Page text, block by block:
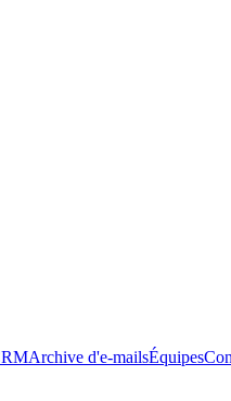
Archive d'e-mailsÉquipes